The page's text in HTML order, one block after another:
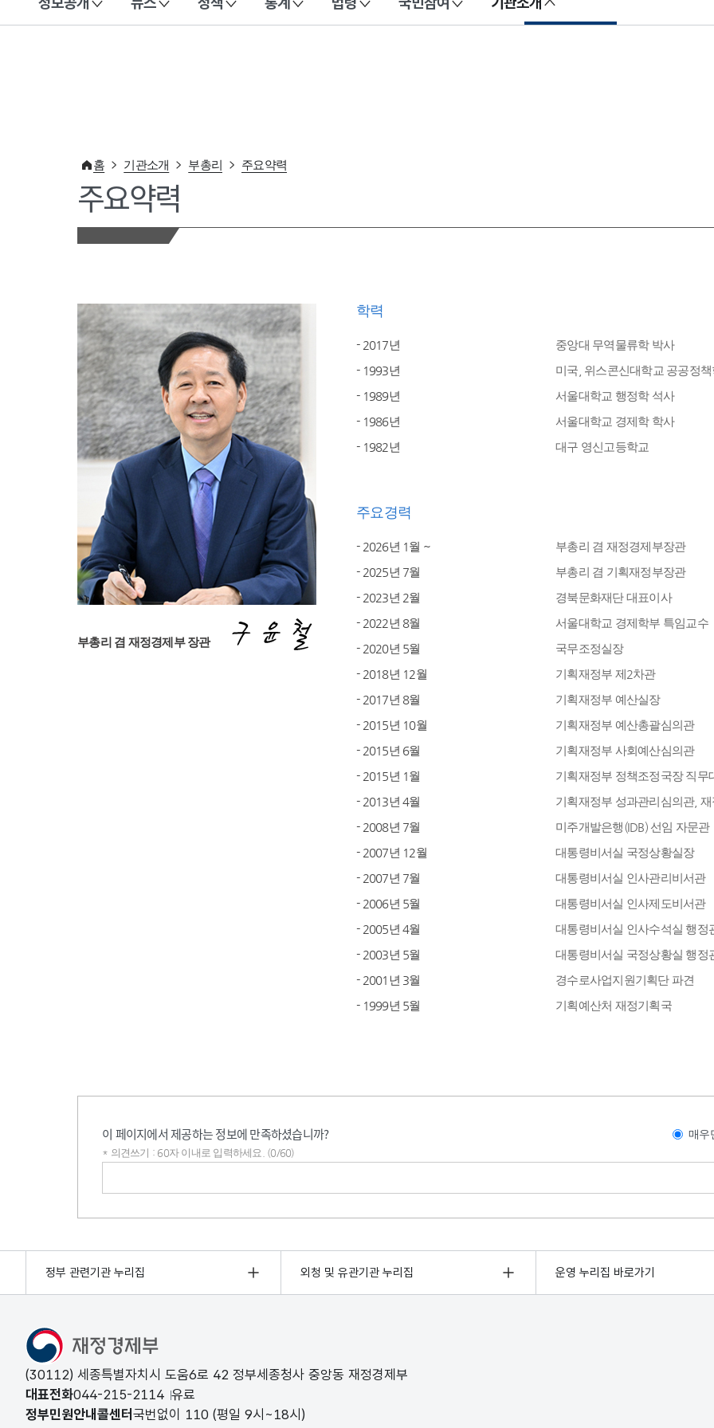
이 누리집은 대한민국 공식 전자정부 누리집입니다.
홈 기관소개 부총리 주요약력
주요약력
부총리 겸 재정경제부 장관
학력
- 2017년
중앙대 무역물류학 박사
- 1993년
미국, 위스콘신대학교 공공정
- 1989년
서울대학교 행정학 석사
- 1986년
서울대학교 경제학 학사
- 1982년
대구 영신고등학교
주요경력
- 2026년 1월 ~
부총리 겸 재정경제부장관
- 2025년 7월
부총리 겸 기획재정부장관
- 2023년 2월
경북문화재단 대표이사
- 2022년 8월
서울대학교 경제학부 특임교수
- 2020년 5월
국무조정실장
- 2018년 12월
기획재정부 제2차관
- 2017년 8월
기획재정부 예산실장
- 2015년 10월
기획재정부 예산총괄심의관
- 2015년 6월
기획재정부 사회예산심의관
- 2015년 1월
기획재정부 정책조정국장 직무
- 2013년 4월
기획재정부 성과관리심의관,
- 2008년 7월
미주개발은행(IDB) 선임 자문관
- 2007년 12월
대통령비서실 국정상황실장
- 2007년 7월
대통령비서실 인사관리비서관
- 2006년 5월
대통령비서실 인사제도비서관
- 2005년 4월
대통령비서실 인사수석실 행정
- 2003년 5월
대통령비서실 국정상황실 행정
- 2001년 3월
경수로사업지원기획단 파견
- 1999년 5월
기획예산처 재정기획국
이 페이지에서 제공하는 정보에 만족하셨습니까? 매우
* 의견쓰기 : 60자 이내로 입력하세요. (0/60)
정부 관련기관 누리집 외청 및 유관기관 누리집 운영 누리집 바로가기
(30112) 세종특별자치시 도움6로 42 정부세종청사 중앙동 재정경제부
대표전화044-215-2114 유료
정부민원안내콜센터 국번없이 110 (평일 9시~18시)